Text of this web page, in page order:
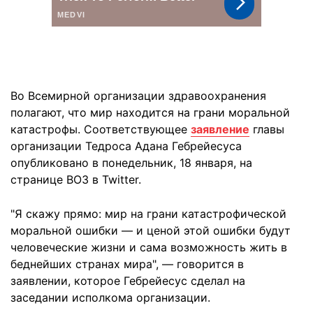
Во Всемирной организации здравоохранения
полагают, что мир находится на грани моральной
катастрофы. Соответствующее заявление главы
организации Тедроса Адана Гебрейесуса
опубликовано в понедельник, 18 января, на
странице ВОЗ в Twitter.
"Я скажу прямо: мир на грани катастрофической
моральной ошибки — и ценой этой ошибки будут
человеческие жизни и сама возможность жить в
беднейших странах мира", — говорится в
заявлении, которое Гебрейесус сделал на
заседании исполкома организации.